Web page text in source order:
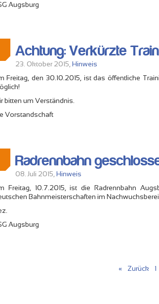
Augsburg
Achtung: Verkürzte
23. Oktober 2015, Hinweis
Freitag, den 30.10.2015, ist das öffentliche
bitten um Verständnis.
Vorstandschaft
Radrennbahn
08. Juli 2015, Hinweis
Freitag, 10.7.2015, ist die Radrennbahn
Bahnmeisterschaften im
Augsburg
« Zurück 1